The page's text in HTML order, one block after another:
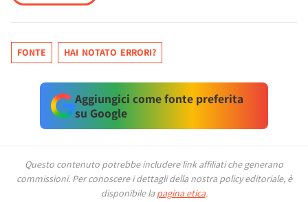
FONTE HAI NOTATO ERRORI?
Aggiungici come fonte preferita
su Google
Questo contenuto potrebbe includere link affiliati che generano
commissioni. Per conoscere i dettagli della nostra policy editoriale, è
disponibile la pagina etica.